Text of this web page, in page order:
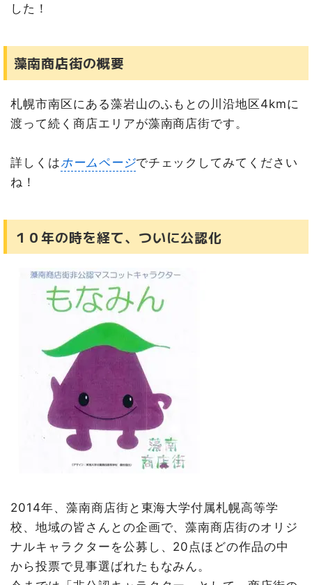
した！
藻南商店街の概要
札幌市南区にある藻岩山のふもとの川沿地区4kmに
渡って続く商店エリアが藻南商店街です。
詳しくはホームページでチェックしてみてください
ね！
１０年の時を経て、ついに公認化
2014年、藻南商店街と東海大学付属札幌高等学
校、地域の皆さんとの企画で、藻南商店街のオリジ
ナルキャラクターを公募し、20点ほどの作品の中
から投票で見事選ばれたもなみん。